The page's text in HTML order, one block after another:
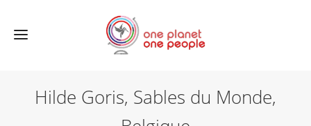
Hilde Goris, Sables du Monde,